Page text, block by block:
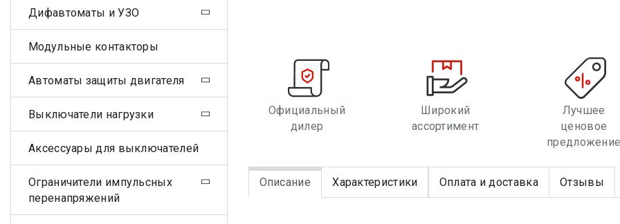
Официальный
дилер
Широкий
ассортимент
Лучшее
ценовое
предложение
Описание Характеристики Оплата и доставка Отзывы
Дифавтоматы и УЗО
Модульные контакторы
Автоматы защиты двигателя
Выключатели нагрузки
Аксессуары для выключателей
Ограничители импульсных
перенапряжений